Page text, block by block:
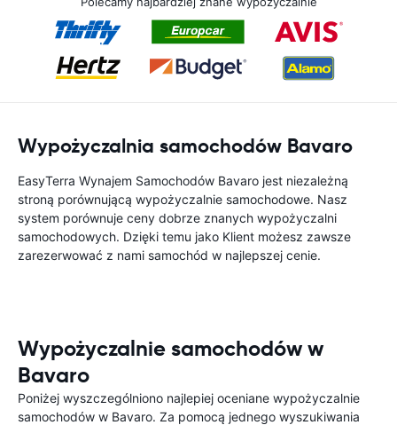
Wypożyczalnia samochodów Bavaro
EasyTerra Wynajem Samochodów Bavaro jest niezależną
stroną porównującą wypożyczalnie samochodowe. Nasz
system porównuje ceny dobrze znanych wypożyczalni
samochodowych. Dzięki temu jako Klient możesz zawsze
zarezerwować z nami samochód w najlepszej cenie.
Wypożyczalnie samochodów w
Bavaro
Poniżej wyszczególniono najlepiej oceniane wypożyczalnie
samochodów w Bavaro. Za pomocą jednego wyszukiwania